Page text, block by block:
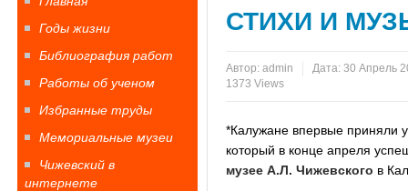
СТИХИ И
Автор: admin Дата: 30 Апрель
1373 Views
*Калужане впервые приняли
который в конце апреля
музее А.Л. Чижевского в
Годы жизни
Библиография работ
Работы об ученом
Избранные труды
Мемориальные музеи
Чижевский в
интернете